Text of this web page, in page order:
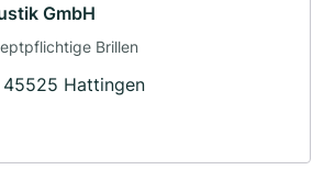
GmbH
Brillen
Hattingen